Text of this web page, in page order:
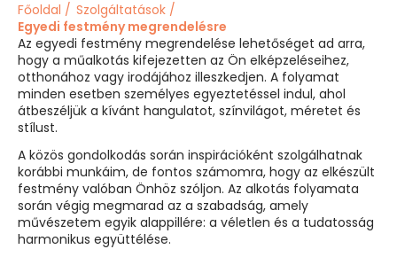
Főoldal
Szolgáltatások
Egyedi festmény megrendelésre
Az egyedi festmény megrendelése lehetőséget ad arra,
hogy a műalkotás kifejezetten az Ön elképzeléseihez,
otthonához vagy irodájához illeszkedjen. A folyamat
minden esetben személyes egyeztetéssel indul, ahol
átbeszéljük a kívánt hangulatot, színvilágot, méretet és
stílust.
A közös gondolkodás során inspirációként szolgálhatnak
korábbi munkáim, de fontos számomra, hogy az elkészült
festmény valóban Önhöz szóljon. Az alkotás folyamata
során végig megmarad az a szabadság, amely
művészetem egyik alappillére: a véletlen és a tudatosság
harmonikus együttélése.